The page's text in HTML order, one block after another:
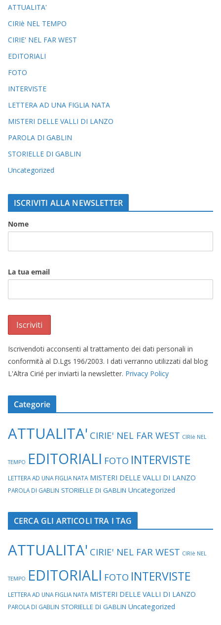
ATTUALITA'
CIRIè NEL TEMPO
CIRIE' NEL FAR WEST
EDITORIALI
FOTO
INTERVISTE
LETTERA AD UNA FIGLIA NATA
MISTERI DELLE VALLI DI LANZO
PAROLA DI GABLIN
STORIELLE DI GABLIN
Uncategorized
ISCRIVITI ALLA NEWSLETTER
Nome
La tua email
Iscrivendoti acconsenti al trattamento dei dati personali in
conformità al D.Lgs 196/2003. I dati verranno utilizzati dal blog
L'Altra Cirié per inviarti la newsletter. Privacy Policy
Categorie
ATTUALITA' CIRIE' NEL FAR WEST CIRIè NEL
TEMPO EDITORIALI FOTO INTERVISTE
LETTERA AD UNA FIGLIA NATA MISTERI DELLE VALLI DI LANZO
PAROLA DI GABLIN STORIELLE DI GABLIN Uncategorized
CERCA GLI ARTICOLI TRA I TAG
ATTUALITA' CIRIE' NEL FAR WEST CIRIè NEL
TEMPO EDITORIALI FOTO INTERVISTE
LETTERA AD UNA FIGLIA NATA MISTERI DELLE VALLI DI LANZO
PAROLA DI GABLIN STORIELLE DI GABLIN Uncategorized